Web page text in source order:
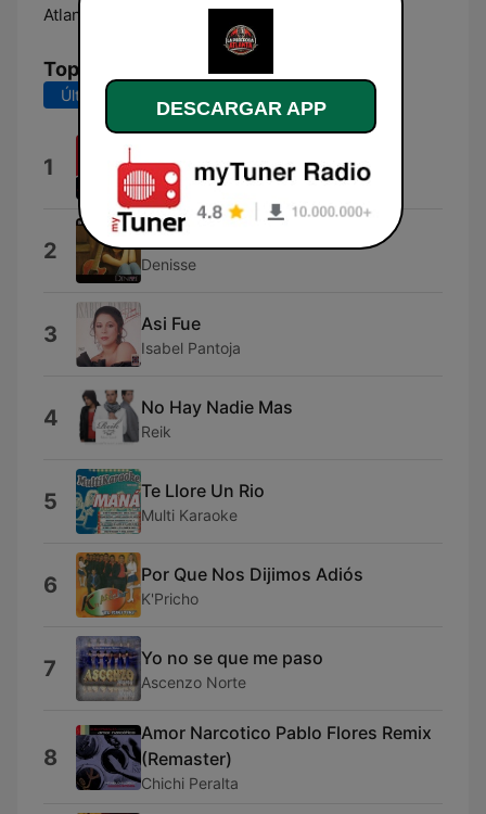
Atlanta:
Top Canciones
Últimos 7 días
1 Miguel Bosé
2 Que Se Siente
Denisse
3 Asi Fue
Isabel Pantoja
4 No Hay Nadie Mas
Reik
5 Te Llore Un Rio
Multi Karaoke
6 Por Que Nos Dijimos Adiós
K'Pricho
7 Yo no se que me paso
Ascenzo Norte
8
Amor Narcotico Pablo Flores Remix
(Remaster)
Chichi Peralta
DESCARGAR APP